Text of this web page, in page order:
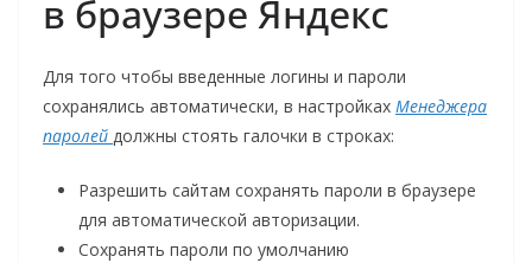
в браузере Яндекс
Для того чтобы введенные логины и пароли
сохранялись автоматически, в настройках Менеджера
паролей должны стоять галочки в строках:
Разрешить сайтам сохранять пароли в браузере
для автоматической авторизации.
Сохранять пароли по умолчанию